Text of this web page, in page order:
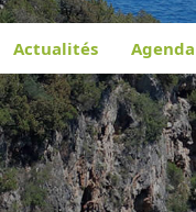
Actualités Agenda